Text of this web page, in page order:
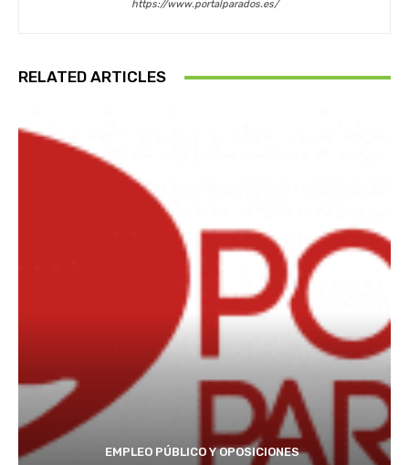
https://www.portalparados.es/
RELATED ARTICLES
EMPLEO PÚBLICO Y OPOSICIONES